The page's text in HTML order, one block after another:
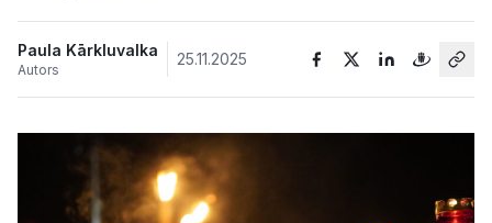
Dzīvesstils
Kultūra
Paula Kārkluvalka
Autors
25.11.2025